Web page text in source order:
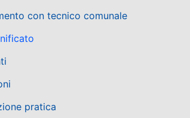
con tecnico comunale
pratica